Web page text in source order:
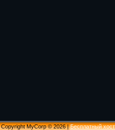
Copyright MyCorp © 2026|Бесплатный